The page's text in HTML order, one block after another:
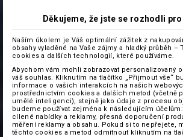
Děkujeme, že jste se rozhodli pro
Naším úkolem je Váš optimální zážitek z
obsahy vyladěné na Vaše zájmy a hladký průběh –
cookies a dalších technologií, které používáme.
Abychom vám mohli zobrazovat personalizovaný
váš souhlas. Kliknutím na tlačítko „Přijmout vše“
informace o vašich interakcích na našich
prostřednictvím cookies a dalších metod (včetně
umělé inteligenci), stejně jako údaje z procesu
budeme používat zejména k následujícím
cílené nabídky a reklamy, přesná doporučení
měření reklamy a obsahu. Pokud si to nepřejete,
těchto cookies a metod odmítnout kliknutím na